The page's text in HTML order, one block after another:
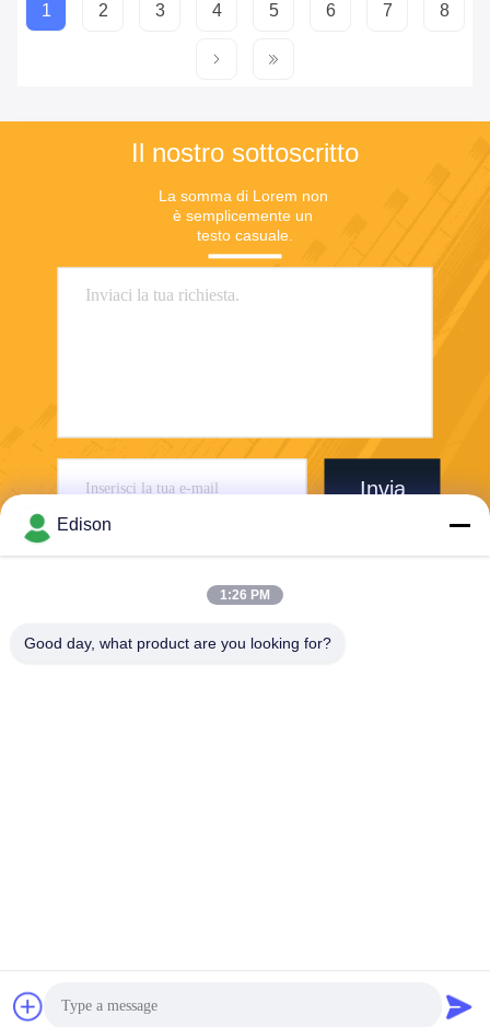
1 2 3 4 5 6 7 8
Il nostro sottoscritto
La somma di Lorem non
è semplicemente un
testo casuale.
Invia
Edison
1:26 PM
Good day, what product are you looking for?